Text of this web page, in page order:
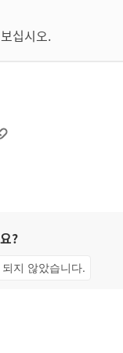
십시오.
?
지 않았습니다.